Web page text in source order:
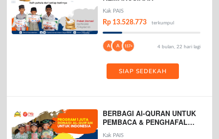
Kak PAIS
Rp 13.528.773 terkumpul
A A 117+ 4 bulan, 22 hari lagi
SIAP SEDEKAH
BERBAGI Al-QURAN UNTUK
PEMBACA & PENGHAFAL
AL-QURAN
Kak PAIS